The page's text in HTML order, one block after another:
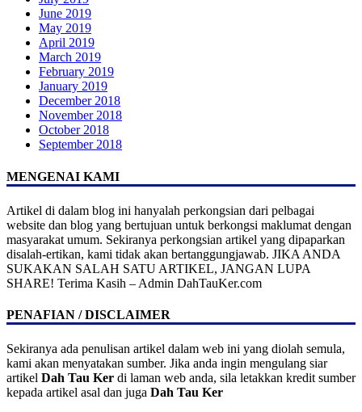
June 2019
May 2019
April 2019
March 2019
February 2019
January 2019
December 2018
November 2018
October 2018
September 2018
MENGENAI KAMI
Artikel di dalam blog ini hanyalah perkongsian dari pelbagai
website dan blog yang bertujuan untuk berkongsi maklumat dengan
masyarakat umum. Sekiranya perkongsian artikel yang dipaparkan
disalah-ertikan, kami tidak akan bertanggungjawab. JIKA ANDA
SUKAKAN SALAH SATU ARTIKEL, JANGAN LUPA
SHARE! Terima Kasih – Admin DahTauKer.com
PENAFIAN / DISCLAIMER
Sekiranya ada penulisan artikel dalam web ini yang diolah semula,
kami akan menyatakan sumber. Jika anda ingin mengulang siar
artikel Dah Tau Ker di laman web anda, sila letakkan kredit sumber
kepada artikel asal dan juga Dah Tau Ker